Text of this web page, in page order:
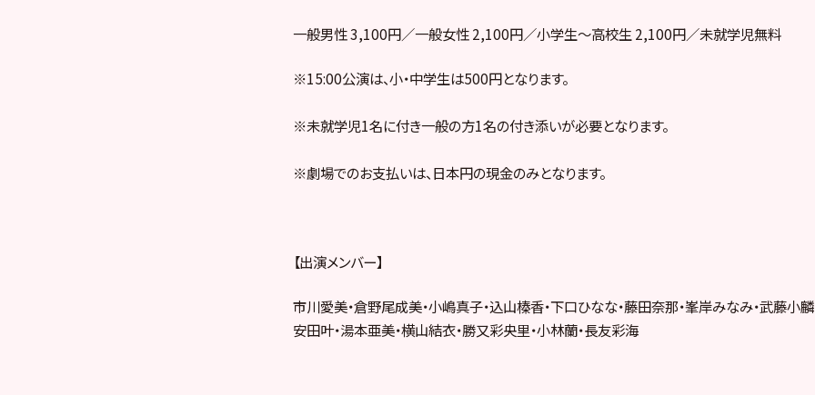
一般男性 3,100円／一般女性 2,100円／小学生～高校生 2,100円／未就学児無料
※15:00公演は、小・中学生は500円となります。
※未就学児1名に付き一般の方1名の付き添いが必要となります。
※劇場でのお支払いは、日本円の現金のみとなります。
【出演メンバー】
市川愛美・倉野尾成美・小嶋真子・込山榛香・下口ひなな・藤田奈那・峯岸みなみ・武藤小麟
安田叶・湯本亜美・横山結衣・勝又彩央里・小林蘭・長友彩海